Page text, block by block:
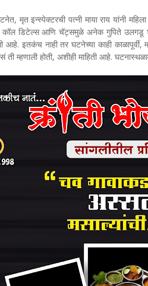
मृत इन्स्पेक्टरची पत्नी माया राय यांनी महिला
कॉल डिटेल्स आणि चॅट्समुळे अनेक गुपिते उलगडू
इतकंच नाही तर घटनेच्या काही काळापूर्वी,
म्हणाली होती, अशीही माहिती आहे.